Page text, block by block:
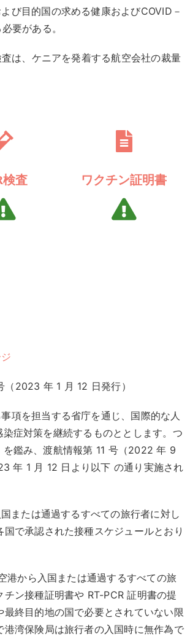
び目的国の求める健康およびCOVID－
要がある。
は、ケニアを発着する航空会社の裁量
検査 ワクチン証明書
2023 年 1 月 12 日発行）
項を担当する省庁を通じ、国際的な人
症対策を継続するものととします。つ
鑑み、渡航情報第 11 号（2022 年 9
年 1 月 12 日より以下 の通り実施され
または通過するすべての旅行者に対し
で承認された接種スケジュールとおり
港から入国または通過するすべての旅
ン接種証明書や RT-PCR 証明書の提
終目的地の国で必要とされていない限
湾保険局は旅行者の入国時に無作為で